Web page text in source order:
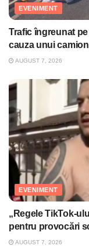
EVENIMENT
Trafic îngreunat
cauza unui
AUGUST 7, 2026
EVENIMENT
„Regele TikTok-
pentru provocări
AUGUST 7, 2026